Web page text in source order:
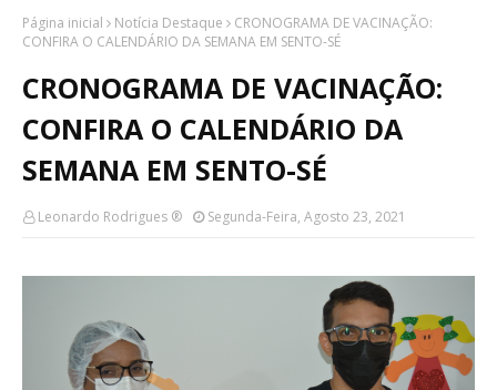
Página inicial Notícia Destaque
CRONOGRAMA DE VACINAÇÃO:
CONFIRA O CALENDÁRIO DA SEMANA EM SENTO-SÉ
CRONOGRAMA DE VACINAÇÃO:
CONFIRA O CALENDÁRIO DA
SEMANA EM SENTO-SÉ
Leonardo Rodrigues ® Segunda-Feira, Agosto 23, 2021